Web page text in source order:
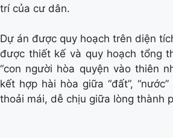
trí của cư dân.
Dự án được quy hoạch trên diện
được thiết kế và quy hoạch tổng
“con người hòa quyện vào thiên
kết hợp hài hòa giữa “đất”,
thoải mái, dễ chịu giữa lòng thành